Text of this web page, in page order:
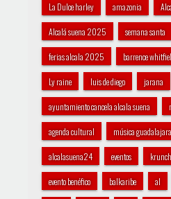
La Dulce harley amazonia
Alcalá suena 2025 semana santa
ferias alcala 2025 barrence
Ly raine luis de diego jarana
ayuntamiento cancela alcala suena
agenda cultural música guadalajara
alcalasuena24 eventos
evento benéfico balkaribe al